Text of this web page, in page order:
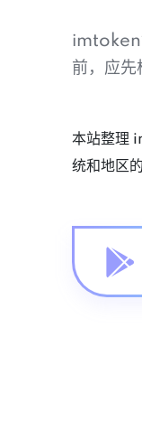
imtoken
前，应先
本站整理
统和地区